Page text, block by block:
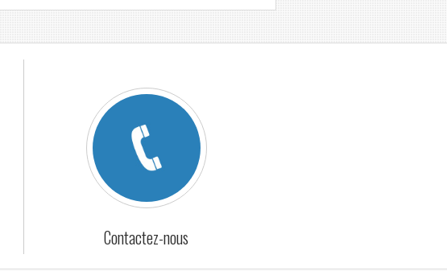
Contactez-nous